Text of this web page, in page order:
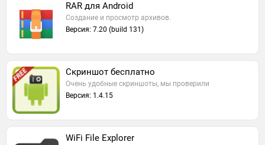
RAR для Android
Создание и просмотр архивов.
Версия: 7.20 (build 131)
Скриншот бесплатно
Очень удобные скриншоты, мы проверили
Версия: 1.4.15
WiFi File Explorer